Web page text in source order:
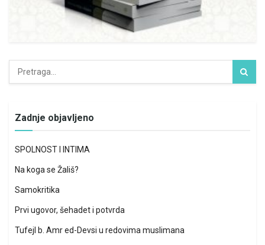
Zadnje objavljeno
SPOLNOST I INTIMA
Na koga se Žališ?
Samokritika
Prvi ugovor, šehadet i potvrda
Tufejl b. Amr ed-Devsi u redovima muslimana